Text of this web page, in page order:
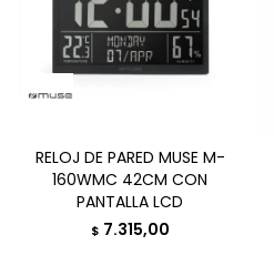
RELOJ DE PARED MUSE M-
160WMC 42CM CON
PANTALLA LCD
$ 7.315,00